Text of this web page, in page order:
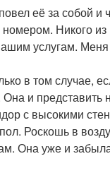
её за собой и
Никого
услугам.
в том случае,
и представить
с высокими
Роскошь в
Она уже и